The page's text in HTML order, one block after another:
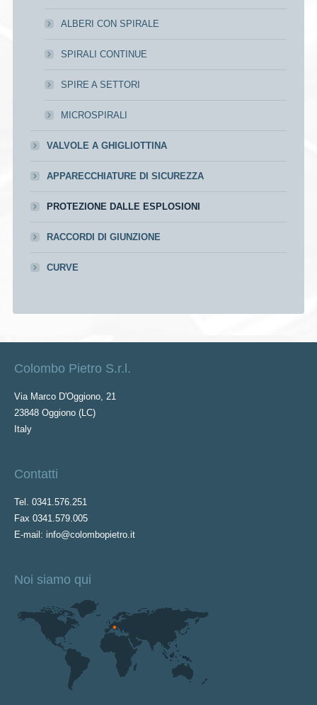
ALBERI CON SPIRALE
SPIRALI CONTINUE
SPIRE A SETTORI
MICROSPIRALI
VALVOLE A GHIGLIOTTINA
APPARECCHIATURE DI SICUREZZA
PROTEZIONE DALLE ESPLOSIONI
RACCORDI DI GIUNZIONE
CURVE
Colombo Pietro S.r.l.
Via Marco D'Oggiono, 21
23848 Oggiono (LC)
Italy
Contatti
Tel. 0341.576.251
Fax 0341.579.005
E-mail: info@colombopietro.it
Noi siamo qui